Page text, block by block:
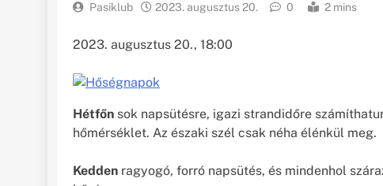
Pasiklub 2023. augusztus 20. 0 2 mins
2023. augusztus 20., 18:00
Hétfőn sok napsütésre, igazi strandidőre
hőmérséklet. Az északi szél csak néha élénkül meg.
Kedden ragyogó, forró napsütés, és mindenhol